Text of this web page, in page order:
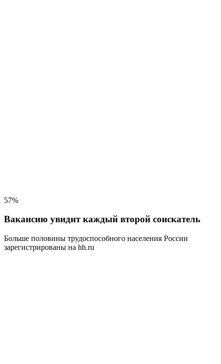
57%
Вакансию увидит каждый второй соискатель
Больше половины трудоспособного населения России
зарегистрированы на hh.ru